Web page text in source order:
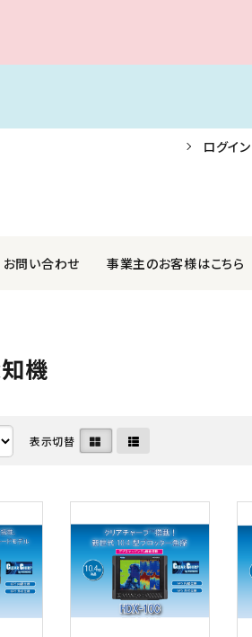
ログイン
メンテナンス用品・クリーナー・補修材
マリンインテリア・アクセサリ
アウトレット
中国塗料株式会社
日本救命器具株式会社
ヤマハ発動機 マリン
お問い合わせ 事業主のお客様はこちら
機
表示切替